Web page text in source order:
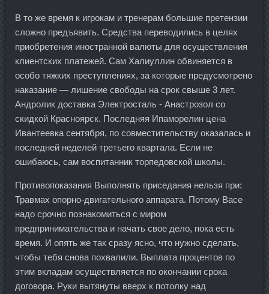
В то же время к игрокам и тренерам большие претензии
сложно предъявить. Средства переводились в целях
приобретения иностранной валюты для осуществления
клиентских платежей. Сам Халиуллин обвиняется в
особо тяжких преступлениях, за которые предусмотрено
наказание — лишение свободы на срок свыше 3 лет.
Андролик доставка Электросталь - Анастрозол со
скидкой Красноярск. Последняя Ипаморелин цена
Ивантеевка сентября, по совместительству оказалась и
последней неделей третьего квартала. Если не
ошибаюсь, сам воспитанник торпедовской школы.
Противопоказания Выполнять приседания нельзя при:
Травмах опорно-двигательного аппарата. Потому Васе
надо срочно познакомиться с миром
предпринимательства и начать свое дело, пока есть
время. И опять же так сразу ясно, что нужно сделать,
чтобы тебя снова похвалили. Выплата процентов по
этим вкладам осуществляется по окончании срока
договора. Руки вытянуты вверх к потолку над